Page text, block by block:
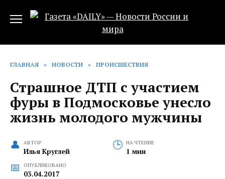
ГЛАВНАЯ » НОВОСТИ » ПРОИСШЕСТВИЯ
Страшное ДТП с участием
фуры в Подмосковье унесло
жизнь молодого мужчины
АВТОР
Илья Круглей
НА ЧТЕНИЕ
1 мин
ОПУБЛИКОВАНО
03.04.2017